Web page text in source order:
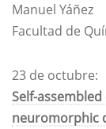
Manuel Yáñez
Facultad de
23 de octubre:
Self-
neuromorphic